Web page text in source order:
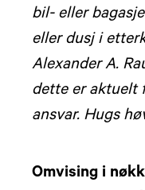
bil- eller
eller dusj i
Alexander A.
dette er aktuelt
ansvar. Hugs
Omvising i